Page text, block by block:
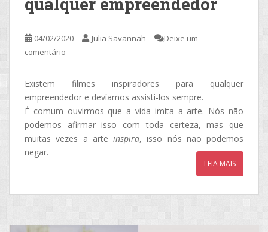
04/02/2020 Julia Savannah
Deixe um
comentário
Existem filmes inspiradores para qualquer
empreendedor e devíamos assisti-los sempre.
É comum ouvirmos que a vida imita a arte. Nós não
podemos afirmar isso com toda certeza, mas que
muitas vezes a arte inspira, isso nós não podemos
negar.
LEIA MAIS